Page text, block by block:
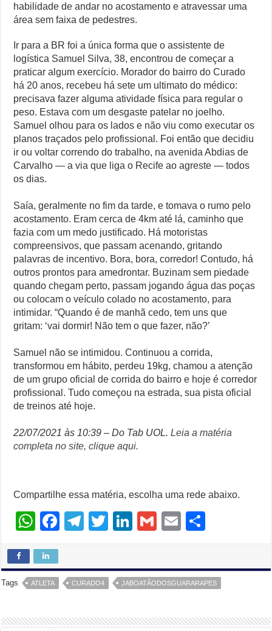
habilidade de andar no acostamento e atravessar uma
área sem faixa de pedestres.
Ir para a BR foi a única forma que o assistente de
logística Samuel Silva, 38, encontrou de começar a
praticar algum exercício. Morador do bairro do Curado
há 20 anos, recebeu há sete um ultimato do médico:
precisava fazer alguma atividade física para regular o
peso. Estava com um desgaste patelar no joelho.
Samuel olhou para os lados e não viu como executar os
planos traçados pelo profissional. Foi então que decidiu
ir ou voltar correndo do trabalho, na avenida Abdias de
Carvalho — a via que liga o Recife ao agreste — todos
os dias.
Saía, geralmente no fim da tarde, e tomava o rumo pelo
acostamento. Eram cerca de 4km até lá, caminho que
fazia com um medo justificado. Há motoristas
compreensivos, que passam acenando, gritando
palavras de incentivo. Bora, bora, corredor! Contudo, há
outros prontos para amedrontar. Buzinam sem piedade
quando chegam perto, passam jogando água das poças
ou colocam o veículo colado no acostamento, para
intimidar. “Quando é de manhã cedo, tem uns que
gritam: ‘vai dormir! Não tem o que fazer, não?’
Samuel não se intimidou. Continuou a corrida,
transformou em hábito, perdeu 19kg, chamou a atenção
de um grupo oficial de corrida do bairro e hoje é corredor
profissional. Tudo começou na estrada, sua pista oficial
de treinos até hoje.
22/07/2021 às 10:39 – Do Tab UOL.Leia a matéria
completa no site, clique aqui.
Compartilhe essa matéria, escolha uma rede abaixo.
W
at
s
p
F
e
o
T
gr
m
T
er
Li
e
n
G
E
e
Tags ATLETA CURADO4 JABOATÃODOSGUARARAPES